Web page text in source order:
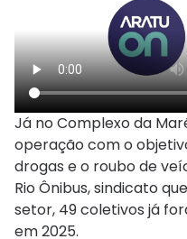
Já no Complexo da
operação com o
drogas e o roubo de
Rio Ônibus, sindicato
setor, 49 coletivos já
em 2025.